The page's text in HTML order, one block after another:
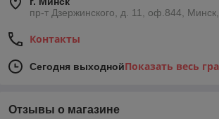
пр-т Дзержинского, д. 11, оф.844,
Контакты
Сегодня выходнойПоказать весь
Отзывы о магазине